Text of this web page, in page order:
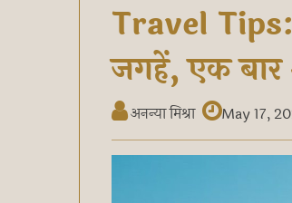
Travel Tips:
जगहें, एक
अनन्या मिश्रा May 17,